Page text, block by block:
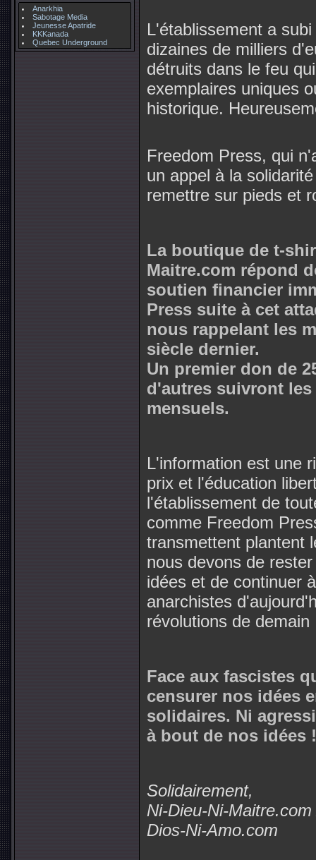
Anarkhia
Sabotage Media
Jeunesse Apatride
KKKanada
Quebec Underground
L'établissement a
dizaines de milliers
détruits dans le feu
exemplaires uniques
historique.
Freedom Press, qui
un appel à la
remettre sur pieds et
La boutique de t-
Maitre.com répond
soutien financier
Press suite à cet
nous rappelant les
siècle dernier.
Un premier don de
d'autres suivront
mensuels.
L'information est une
prix et l'éducation
l'établissement de
comme Freedom
transmettent plantent
nous devons de
idées et de continuer
anarchistes
révolutions de demain
Face aux fascistes
censurer nos idées
solidaires. Ni
à bout de nos idées !
Solidairement,
Ni-Dieu-Ni-
Dios-Ni-Amo.com